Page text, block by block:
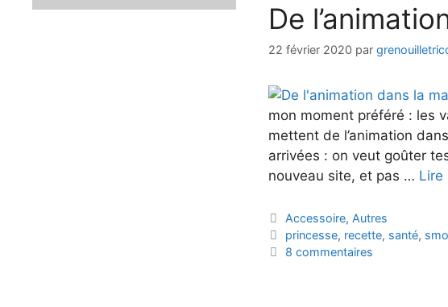
De
22 février 2020 par
mon moment préféré : les
mettent de l’animation
arrivées : on veut goûter
nouveau site, et pas … Lire
Catégories
Accessoire, Autres
Étiquettes
princesse, recette, santé,
8 commentaires